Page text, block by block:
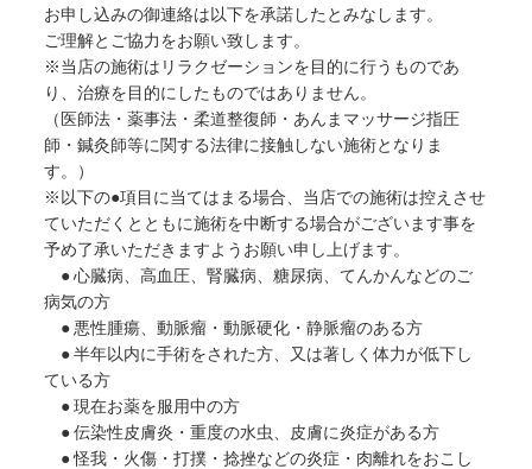
お申し込みの御連絡は以下を承諾したとみなします。
ご理解とご協力をお願い致します。
※当店の施術はリラクゼーションを目的に行うものであ
り、治療を目的にしたものではありません。
（医師法・薬事法・柔道整復師・あんまマッサージ指圧
師・鍼灸師等に関する法律に接触しない施術となりま
す。）
※以下の●項目に当てはまる場合、当店での施術は控えさせ
ていただくとともに施術を中断する場合がございます事を
予め了承いただきますようお願い申し上げます。
● 心臓病、高血圧、腎臓病、糖尿病、てんかんなどのご
病気の方
● 悪性腫瘍、動脈瘤・動脈硬化・静脈瘤のある方
● 半年以内に手術をされた方、又は著しく体力が低下し
ている方
● 現在お薬を服用中の方
● 伝染性皮膚炎・重度の水虫、皮膚に炎症がある方
● 怪我・火傷・打撲・捻挫などの炎症・肉離れをおこし